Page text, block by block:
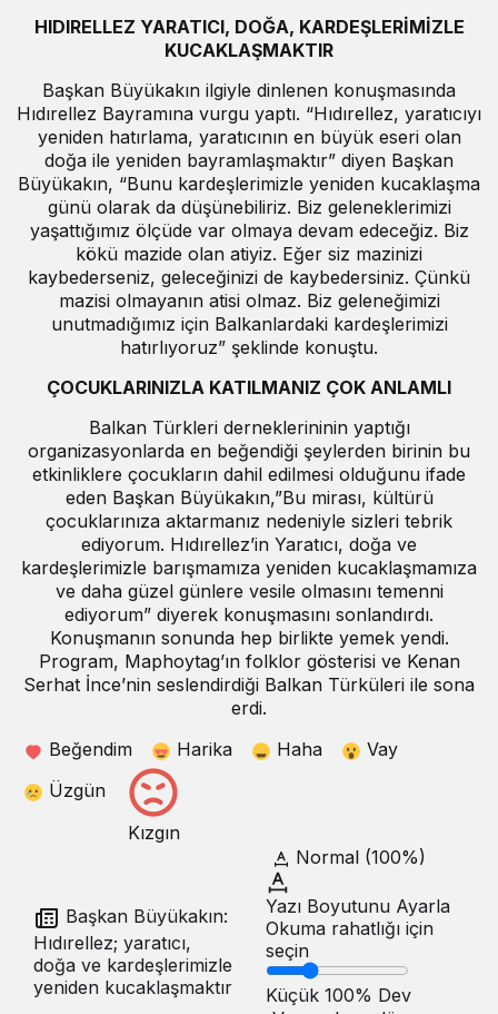
HIDIRELLEZ YARATICI, DOĞA, KARDEŞLERİMİZLE
KUCAKLAŞMAKTIR
Başkan Büyükakın ilgiyle dinlenen konuşmasında
Hıdırellez Bayramına vurgu yaptı. “Hıdırellez, yaratıcıyı
yeniden hatırlama, yaratıcının en büyük eseri olan
doğa ile yeniden bayramlaşmaktır” diyen Başkan
Büyükakın, “Bunu kardeşlerimizle yeniden kucaklaşma
günü olarak da düşünebiliriz. Biz geleneklerimizi
yaşattığımız ölçüde var olmaya devam edeceğiz. Biz
kökü mazide olan atiyiz. Eğer siz mazinizi
kaybederseniz, geleceğinizi de kaybedersiniz. Çünkü
mazisi olmayanın atisi olmaz. Biz geleneğimizi
unutmadığımız için Balkanlardaki kardeşlerimizi
hatırlıyoruz” şeklinde konuştu.
ÇOCUKLARINIZLA KATILMANIZ ÇOK ANLAMLI
Balkan Türkleri derneklerininin yaptığı
organizasyonlarda en beğendiği şeylerden birinin bu
etkinliklere çocukların dahil edilmesi olduğunu ifade
eden Başkan Büyükakın,”Bu mirası, kültürü
çocuklarınıza aktarmanız nedeniyle sizleri tebrik
ediyorum. Hıdırellez’in Yaratıcı, doğa ve
kardeşlerimizle barışmamıza yeniden kucaklaşmamıza
ve daha güzel günlere vesile olmasını temenni
ediyorum” diyerek konuşmasını sonlandırdı.
Konuşmanın sonunda hep birlikte yemek yendi.
Program, Maphoytag’ın folklor gösterisi ve Kenan
Serhat İnce’nin seslendirdiği Balkan Türküleri ile sona
erdi.
Beğendim
Harika Haha
Vay
Üzgün
Kızgın
Başkan Büyükakın:
Hıdırellez; yaratıcı,
doğa ve kardeşlerimizle
yeniden kucaklaşmaktır
Normal (100%)
Yazı Boyutunu Ayarla
Okuma rahatlığı için
seçin
Küçük 100% Dev